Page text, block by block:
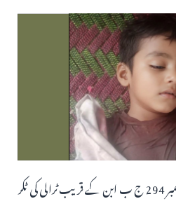
ٹوبہ ٹیک سنگھ: پھلور روڈ، چک نمبر 294 ج ب ابن کے قریب ٹرالی کی ٹکر